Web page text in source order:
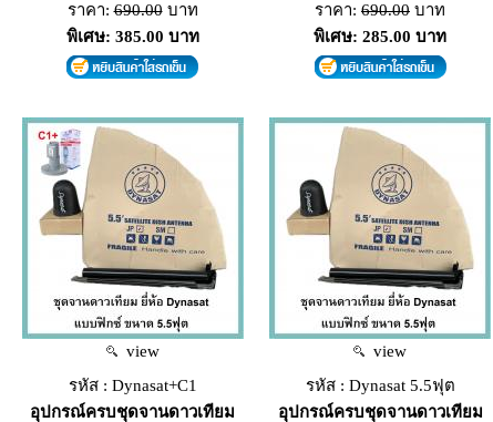
ราคา:690.00บาท
พิเศษ: 385.00 บาท
ราคา: 690.00 บาท
พิเศษ: 285.00 บาท
view
รหัส : Dynasat+C1
อุปกรณ์ครบชุดจานดาวเทียม
view
รหัส : Dynasat 5.5ฟุต
อุปกรณ์ครบชุดจานดาวเทียม